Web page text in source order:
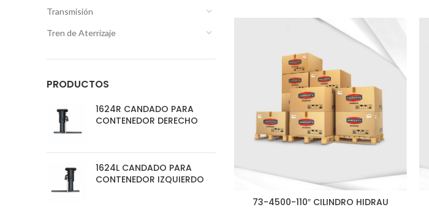
Transmisión
Tren de Aterrizaje
PRODUCTOS
1624R CANDADO PARA
CONTENEDOR DERECHO
1624L CANDADO PARA
CONTENEDOR IZQUIERDO
73-4500-110″ CILINDRO HIDRAU